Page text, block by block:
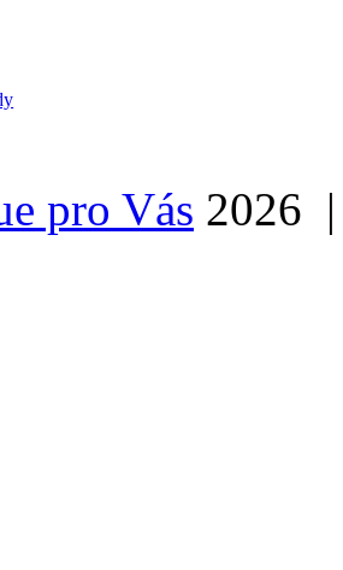
pro Vás 2026